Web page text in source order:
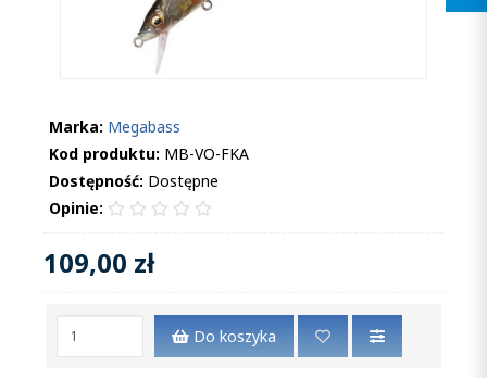
Marka: Megabass
Kod produktu: MB-VO-FKA
Dostępność: Dostępne
Opinie:
109,00 zł
Do koszyka